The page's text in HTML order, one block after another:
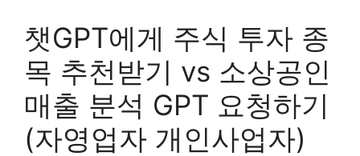
챗GPT에게 주식 투자 종
목 추천받기 vs 소상공인
매출 분석 GPT 요청하기
(자영업자 개인사업자)